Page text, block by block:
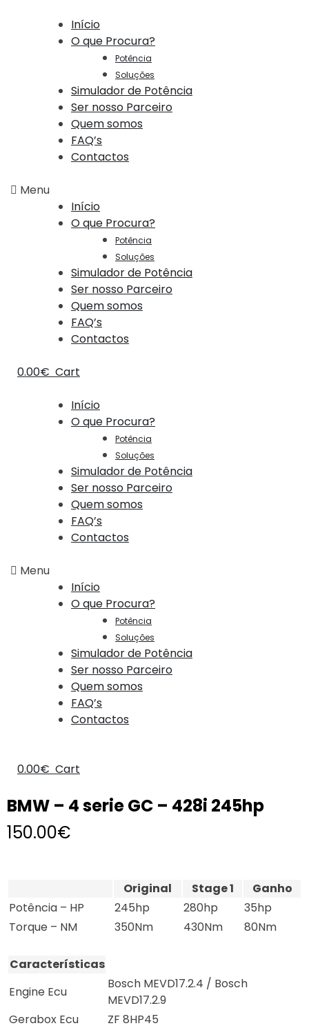
Início
O que Procura?
Potência
Soluções
Simulador de Potência
Ser nosso Parceiro
Quem somos
FAQ’s
Contactos
Menu
Início
O que Procura?
Potência
Soluções
Simulador de Potência
Ser nosso Parceiro
Quem somos
FAQ’s
Contactos
0.00€ Cart
Início
O que Procura?
Potência
Soluções
Simulador de Potência
Ser nosso Parceiro
Quem somos
FAQ’s
Contactos
Menu
Início
O que Procura?
Potência
Soluções
Simulador de Potência
Ser nosso Parceiro
Quem somos
FAQ’s
Contactos
0.00€ Cart
BMW – 4 serie GC – 428i 245hp
150.00€
Original Stage 1
Ganho
Potência – HP
245hp 280hp
35hp
Torque – NM
350Nm 430Nm 80Nm
Características
Engine Ecu
Bosch MEVD17.2.4 / Bosch
MEVD17.2.9
Gerabox Ecu
ZF 8HP45